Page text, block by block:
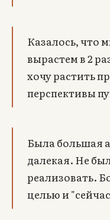
Казалось, что
вырастем в 2
хочу растить
перспективы
Была большая
далекая. Не
реализовать.
целью и